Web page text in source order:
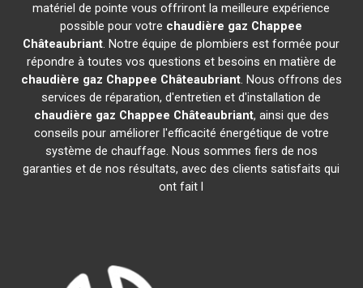
matériel de pointe vous offriront la meilleure expérience
possible pour votre chaudière gaz Chappee
Châteaubriant. Notre équipe de plombiers est formée pour
répondre à toutes vos questions et besoins en matière de
chaudière gaz Chappee Châteaubriant. Nous offrons des
services de réparation, d'entretien et d'installation de
chaudière gaz Chappee Châteaubriant, ainsi que des
conseils pour améliorer l'efficacité énergétique de votre
système de chauffage. Nous sommes fiers de nos
garanties et de nos résultats, avec des clients satisfaits qui
ont fait l